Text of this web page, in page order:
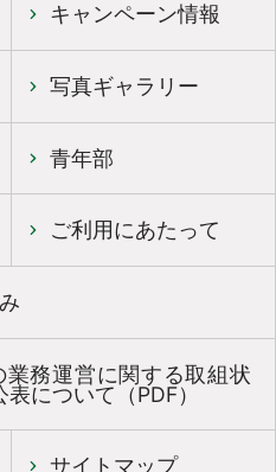
キャンペーン情報
写真ギャラリー
青年部
ご利用にあたって
務運営に関する取組状
について（PDF）
サイトマップ